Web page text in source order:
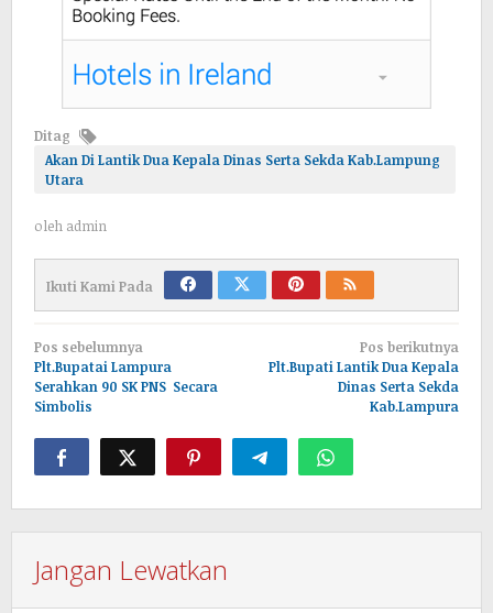
Ditag
Akan Di Lantik Dua Kepala Dinas Serta Sekda Kab.Lampung
Utara
oleh admin
Ikuti Kami Pada
Navigasi
pos
Pos sebelumnya
Plt.Bupatai Lampura
Serahkan 90 SK PNS Secara
Simbolis
Pos berikutnya
Plt.Bupati Lantik Dua Kepala
Dinas Serta Sekda
Kab.Lampura
Jangan Lewatkan